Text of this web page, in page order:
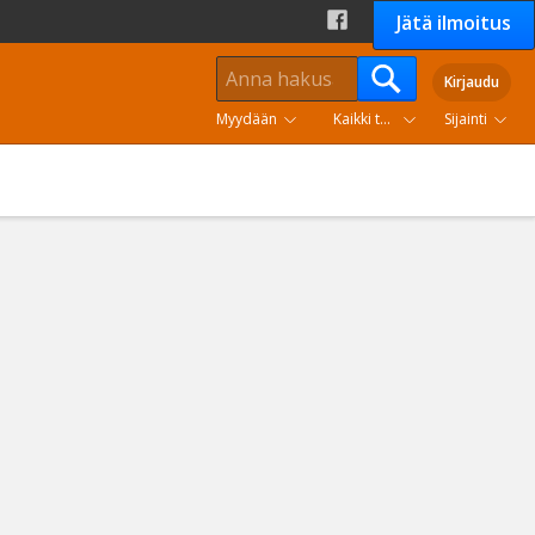
Jätä ilmoitus
Kirjaudu
Myydään
Kaikki tuoteryhmät Sijainti